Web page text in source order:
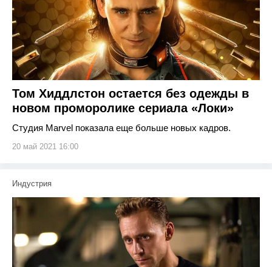
Том Хиддлстон остается без одежды в
новом проморолике сериала «Локи»
Студия Marvel показала еще больше новых кадров.
20 май 2021 16:00
Индустрия